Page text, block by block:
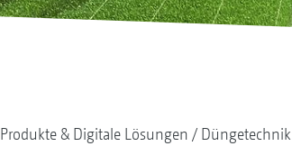
Produkte & Digitale Lösungen Düngetechnik